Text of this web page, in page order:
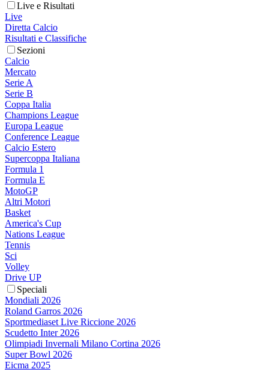
Live e Risultati
Live
Diretta Calcio
Risultati e Classifiche
Sezioni
Calcio
Mercato
Serie A
Serie B
Coppa Italia
Champions League
Europa League
Conference League
Calcio Estero
Supercoppa Italiana
Formula 1
Formula E
MotoGP
Altri Motori
Basket
America's Cup
Nations League
Tennis
Sci
Volley
Drive UP
Speciali
Mondiali 2026
Roland Garros 2026
Sportmediaset Live Riccione 2026
Scudetto Inter 2026
Olimpiadi Invernali Milano Cortina 2026
Super Bowl 2026
Eicma 2025